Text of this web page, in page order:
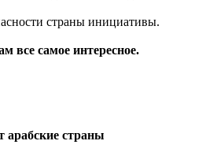
страны инициативы.
все самое интересное.
арабские страны